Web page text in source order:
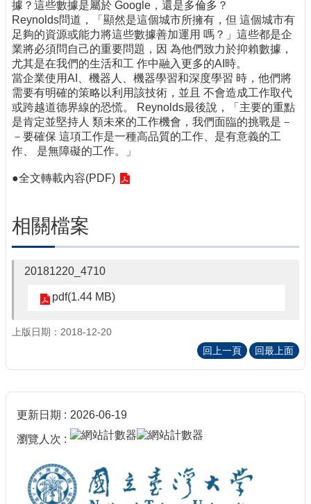
據？這些數據是屬於 Google，還是多倫多？
Reynolds問道，「顯然是這個城市所擁有，但 這個城市有
足夠的資源或能力將這些數據善加運用 嗎？」這些都是企
業將必須問自己的重要問題，因 為他們致力於抑賴數據，
尤其是在我們的生活和工 作中融入更多的AI時。
當企業使用AI、機器人、機器學習和深度學習 時，他們將
需要有明確的策略以利用該技術，並且 不會造成工作取代
或跨越道德界線的恐慌。 Reynolds最後說，「主要的重點
是肯定並堅持人 類未來的工作機會，我們面臨的挑戰是－
－要確保 這項工作是一種高品質的工作、是有意義的工
作、 是無障礙的工作。」
●全文轉載內容(PDF)
相關檔案
20181220_4710
pdf(1.44 MB)
上版日期：2018-12-20
回上一頁
回最上面
更新日期 2026-06-19
瀏覽人次